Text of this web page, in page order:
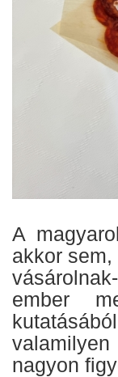
A
akkor sem,
ember
nagyon